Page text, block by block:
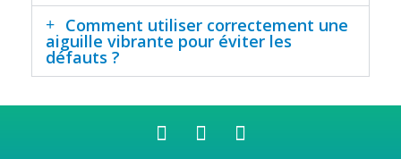
Comment utiliser correctement une
aiguille vibrante pour éviter les
défauts ?